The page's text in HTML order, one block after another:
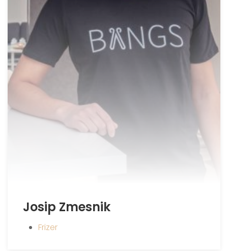
Josip Zmesnik
Frizer